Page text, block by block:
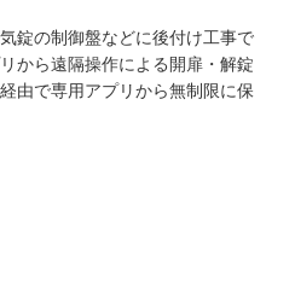
錠の制御盤などに後付け工事で
から遠隔操作による開扉・解錠
由で専用アプリから無制限に保